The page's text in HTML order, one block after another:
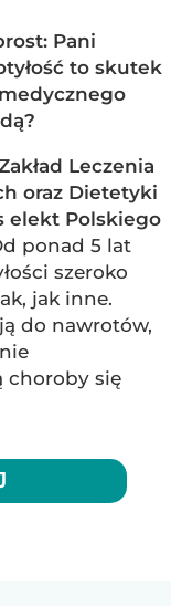
Pani
to skutek
Leczenia
oraz Dietetyki
elekt Polskiego
ponad 5 lat
szeroko
jak inne.
do nawrotów,
choroby się